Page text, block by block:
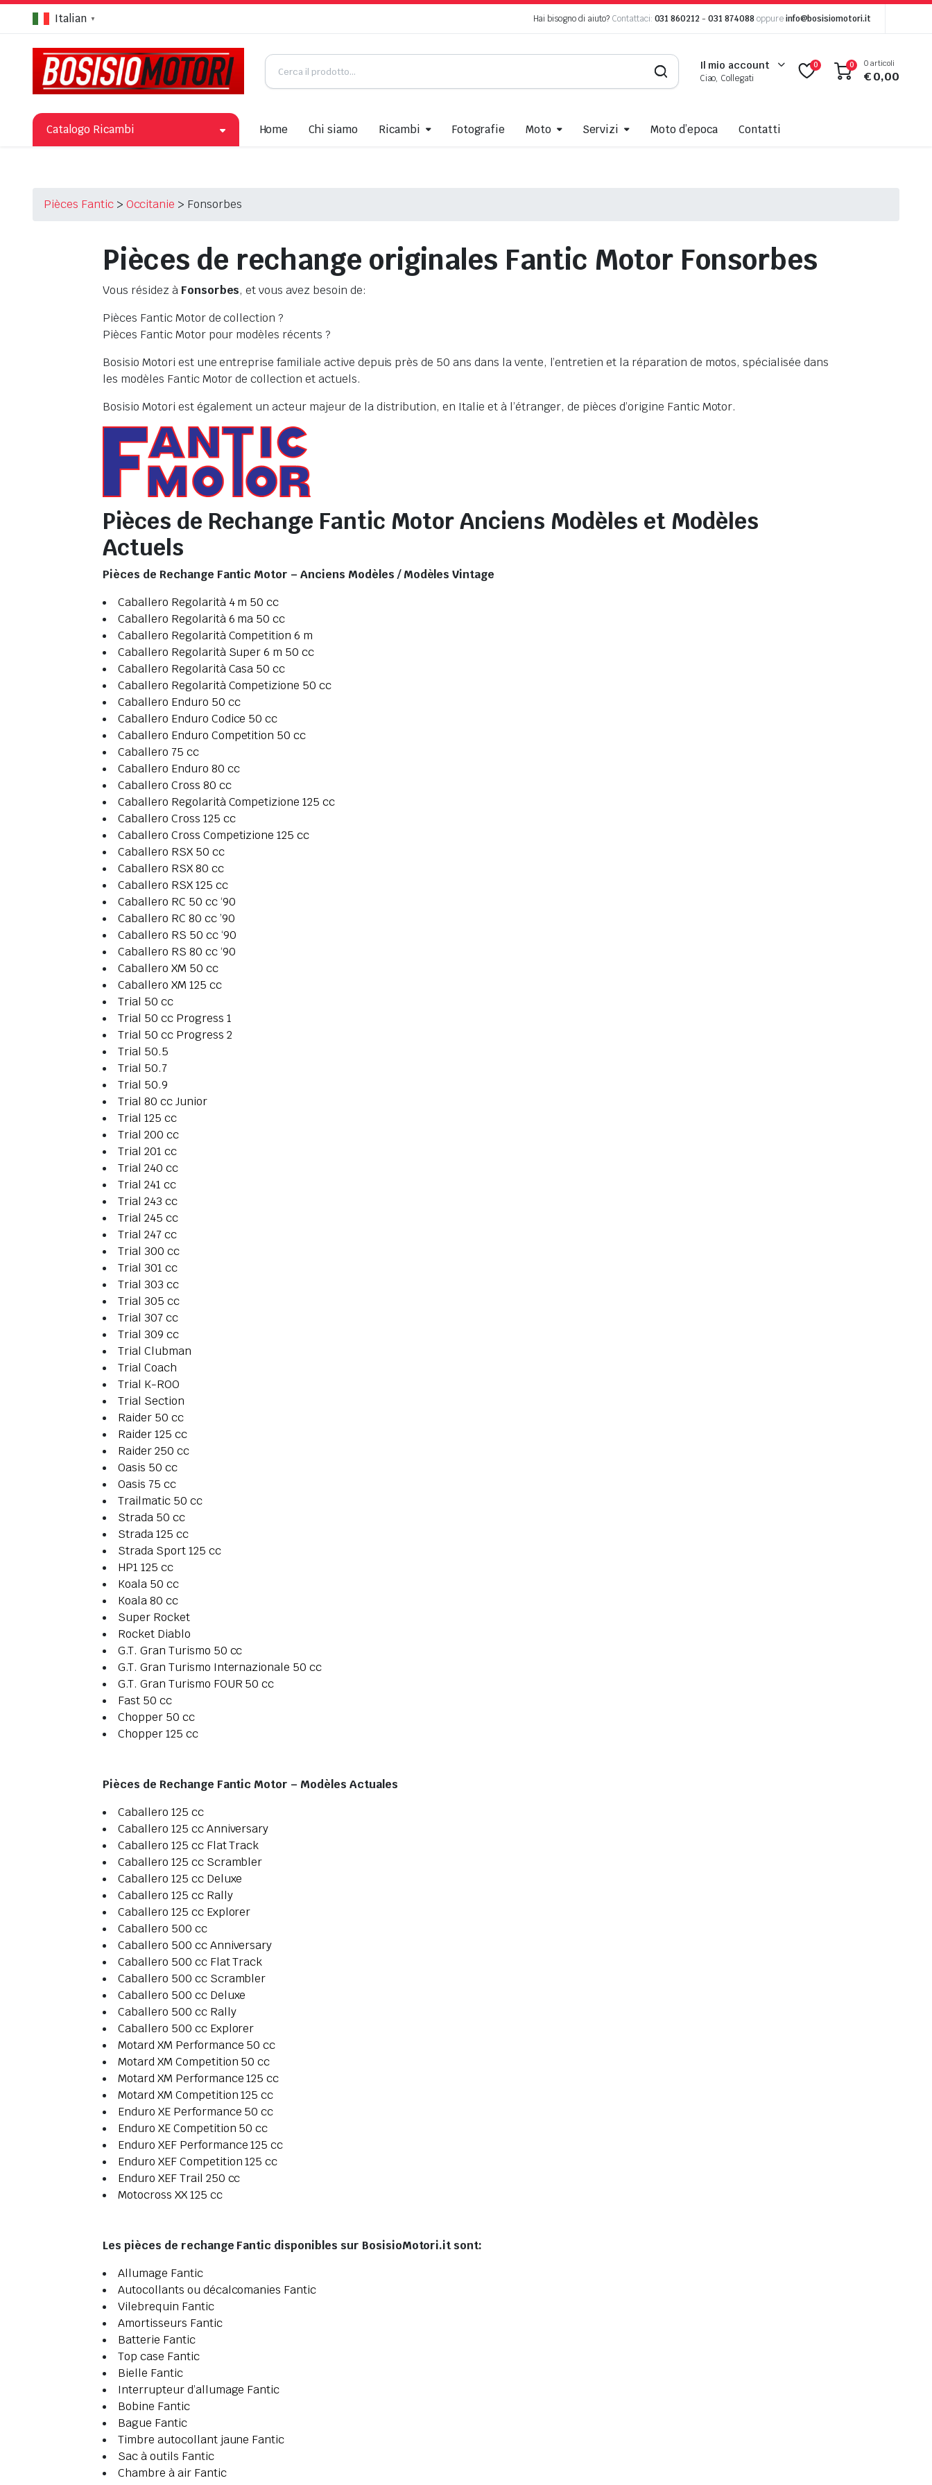
Italian ▼ Hai bisogno di aiuto? Contattaci: 031 860212-031 874088oppure info@bosisiomotori.it
Il mio account
Ciao, Collegati
0 0 0 articoli
€0,00
Catalogo Ricambi Home Chi siamo Ricambi Fotografie Moto Servizi Moto d’epoca Contatti
Pièces Fantic> Occitanie > Fonsorbes
Pièces de rechange originales Fantic Motor Fonsorbes
Vous résidez à Fonsorbes, et vous avez besoin de:
Pièces Fantic Motor de collection ?
Pièces Fantic Motor pour modèles récents ?
Bosisio Motori est une entreprise familiale active depuis près de 50 ans dans la vente, l’entretien et la réparation de motos, spécialisée dans
les modèles Fantic Motor de collection et actuels.
Bosisio Motori est également un acteur majeur de la distribution, en Italie et à l’étranger, de pièces d’origine Fantic Motor.
Pièces de Rechange Fantic Motor Anciens Modèles et Modèles
Actuels
Pièces de Rechange Fantic Motor – Anciens Modèles / Modèles Vintage
Caballero Regolarità 4 m 50 cc
Caballero Regolarità 6 ma 50 cc
Caballero Regolarità Competition 6 m
Caballero Regolarità Super 6 m 50 cc
Caballero Regolarità Casa 50 cc
Caballero Regolarità Competizione 50 cc
Caballero Enduro 50 cc
Caballero Enduro Codice 50 cc
Caballero Enduro Competition 50 cc
Caballero 75 cc
Caballero Enduro 80 cc
Caballero Cross 80 cc
Caballero Regolarità Competizione 125 cc
Caballero Cross 125 cc
Caballero Cross Competizione 125 cc
Caballero RSX 50 cc
Caballero RSX 80 cc
Caballero RSX 125 cc
Caballero RC 50 cc ‘90
Caballero RC 80 cc ’90
Caballero RS 50 cc ‘90
Caballero RS 80 cc ‘90
Caballero XM 50 cc
Caballero XM 125 cc
Trial 50 cc
Trial 50 cc Progress 1
Trial 50 cc Progress 2
Trial 50.5
Trial 50.7
Trial 50.9
Trial 80 cc Junior
Trial 125 cc
Trial 200 cc
Trial 201 cc
Trial 240 cc
Trial 241 cc
Trial 243 cc
Trial 245 cc
Trial 247 cc
Trial 300 cc
Trial 301 cc
Trial 303 cc
Trial 305 cc
Trial 307 cc
Trial 309 cc
Trial Clubman
Trial Coach
Trial K-ROO
Trial Section
Raider 50 cc
Raider 125 cc
Raider 250 cc
Oasis 50 cc
Oasis 75 cc
Trailmatic 50 cc
Strada 50 cc
Strada 125 cc
Strada Sport 125 cc
HP1 125 cc
Koala 50 cc
Koala 80 cc
Super Rocket
Rocket Diablo
G.T. Gran Turismo 50 cc
G.T. Gran Turismo Internazionale 50 cc
G.T. Gran Turismo FOUR 50 cc
Fast 50 cc
Chopper 50 cc
Chopper 125 cc
Pièces de Rechange Fantic Motor – Modèles Actuales
Caballero 125 cc
Caballero 125 cc Anniversary
Caballero 125 cc Flat Track
Caballero 125 cc Scrambler
Caballero 125 cc Deluxe
Caballero 125 cc Rally
Caballero 125 cc Explorer
Caballero 500 cc
Caballero 500 cc Anniversary
Caballero 500 cc Flat Track
Caballero 500 cc Scrambler
Caballero 500 cc Deluxe
Caballero 500 cc Rally
Caballero 500 cc Explorer
Motard XM Performance 50 cc
Motard XM Competition 50 cc
Motard XM Performance 125 cc
Motard XM Competition 125 cc
Enduro XE Performance 50 cc
Enduro XE Competition 50 cc
Enduro XEF Performance 125 cc
Enduro XEF Competition 125 cc
Enduro XEF Trail 250 cc
Motocross XX 125 cc
Les pièces de rechange Fantic disponibles sur BosisioMotori.it sont:
Allumage Fantic
Autocollants ou décalcomanies Fantic
Vilebrequin Fantic
Amortisseurs Fantic
Batterie Fantic
Top case Fantic
Bielle Fantic
Interrupteur d’allumage Fantic
Bobine Fantic
Bague Fantic
Timbre autocollant jaune Fantic
Sac à outils Fantic
Chambre à air Fantic